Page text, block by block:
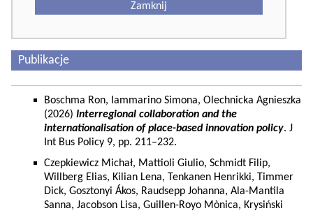
Zamknij
Publikacje
Boschma Ron, Iammarino Simona, Olechnicka Agnieszka
(2026) Interregional collaboration and the
internationalisation of place-based innovation policy. J
Int Bus Policy 9, pp. 211–232.
Czepkiewicz Michał, Mattioli Giulio, Schmidt Filip,
Willberg Elias, Kilian Lena, Tenkanen Henrikki, Timmer
Dick, Gosztonyi Ákos, Raudsepp Johanna, Ala-Mantila
Sanna, Jacobson Lisa, Guillen-Royo Mònica, Krysiński